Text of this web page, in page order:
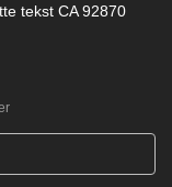
tekst CA 92870